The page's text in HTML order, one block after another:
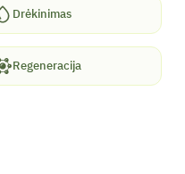
Drėkinimas
Regeneracija